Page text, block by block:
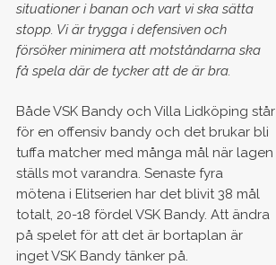
situationer i banan och vart vi ska sätta
stopp. Vi är trygga i defensiven och
försöker minimera att motståndarna ska
få spela där de tycker att de är bra.
Både VSK Bandy och Villa Lidköping står
för en offensiv bandy och det brukar bli
tuffa matcher med många mål när lagen
ställs mot varandra. Senaste fyra
mötena i Elitserien har det blivit 38 mål
totalt, 20-18 fördel VSK Bandy. Att ändra
på spelet för att det är bortaplan är
inget VSK Bandy tänker på.